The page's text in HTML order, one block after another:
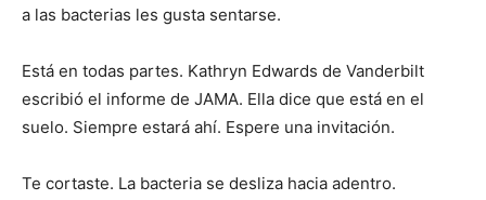
a las bacterias les gusta sentarse.
Está en todas partes. Kathryn Edwards de Vanderbilt
escribió el informe de JAMA. Ella dice que está en el
suelo. Siempre estará ahí. Espere una invitación.
Te cortaste. La bacteria se desliza hacia adentro.